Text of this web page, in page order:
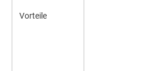
Vorteile